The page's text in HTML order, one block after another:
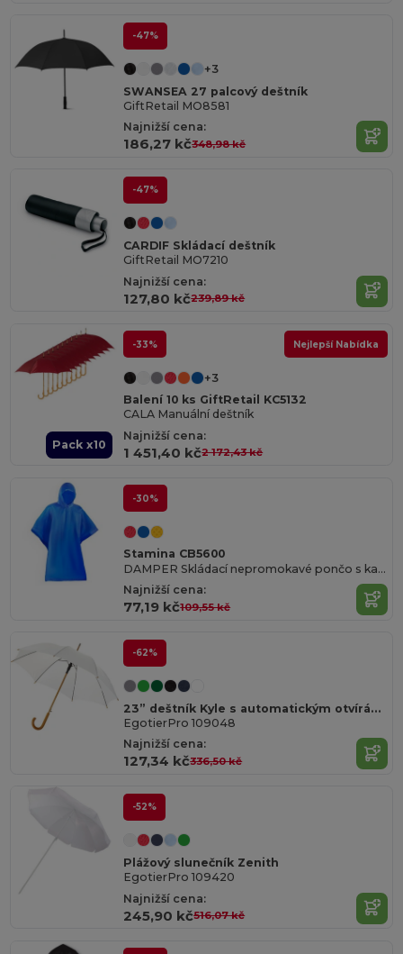
-47%
+3
SWANSEA 27 palcový deštník
GiftRetail MO8581
Najnižší cena:
186,27 kč348,98 kč
-47%
CARDIF Skládací deštník
GiftRetail MO7210
Najnižší cena:
127,80 kč239,89 kč
Pack x10
-33% Nejlepší Nabídka
+3
Balení 10 ks GiftRetail KC5132
CALA Manuální deštník
Najnižší cena:
1 451,40 kč2 172,43 kč
-30%
Stamina CB5600
DAMPER Skládací nepromokavé pončo s kapucí a otvory na ruce
Najnižší cena:
77,19 kč109,55 kč
-62%
23” deštník Kyle s automatickým otvíráním a dřevěnou tyčí a rukojetí
EgotierPro 109048
Najnižší cena:
127,34 kč336,50 kč
-52%
Plážový slunečník Zenith
EgotierPro 109420
Najnižší cena:
245,90 kč516,07 kč